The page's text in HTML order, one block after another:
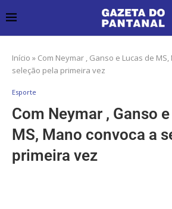
Início » Com Neymar , Ganso e Lucas de
seleção pela primeira vez
Esporte
Com Neymar , Ganso
MS, Mano convoca a
primeira vez